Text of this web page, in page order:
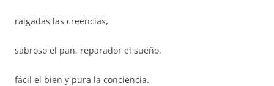
raigadas las creencias,
sabroso el pan, reparador el sueño,
fácil el bien y pura la conciencia.